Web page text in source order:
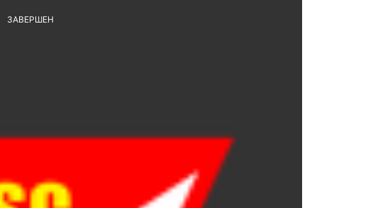
ЗАВЕРШЕН